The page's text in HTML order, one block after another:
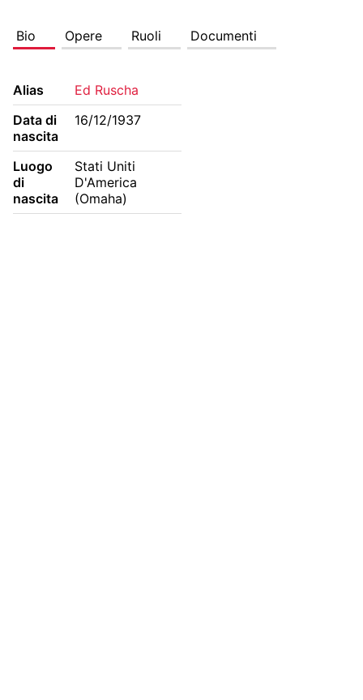
Bio Opere Ruoli Documenti
Alias
Ed Ruscha
Data di
nascita
16/12/1937
Luogo
di
nascita
Stati Uniti
D'America
(Omaha)